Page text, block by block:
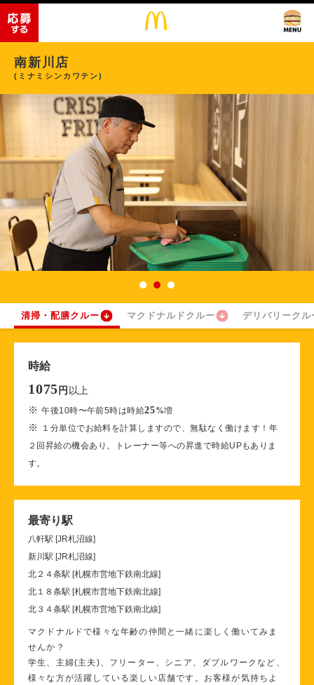
南新川店
(ミナミシンカワテン)
清掃・配膳クルー マクドナルドクルー デリバリークル
時給
1075 円 以上
※午後10時〜午前5時は時給25%増
※
１分単位でお給料を計算しますので、無駄なく働けます！年
２回昇給の機会あり。トレーナー等への昇進で時給UPもありま
す。
最寄り駅
八軒駅 [JR札沼線]
新川駅 [JR札沼線]
北２４条駅 [札幌市営地下鉄南北線]
北１８条駅 [札幌市営地下鉄南北線]
北３４条駅 [札幌市営地下鉄南北線]
マクドナルドで様々な年齢の仲間と一緒に楽しく働いてみま
せんか？
学生、主婦(主夫)、フリーター、シニア、ダブルワークなど、
様々な方が活躍している楽しい店舗です。お客様が気持ちよ